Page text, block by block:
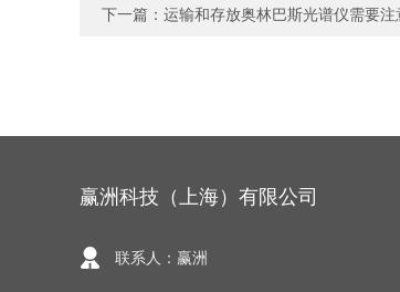
下一篇： 运输和存放奥林巴斯光谱仪需要注
赢洲科技（上海）有限公司
联系人：赢洲